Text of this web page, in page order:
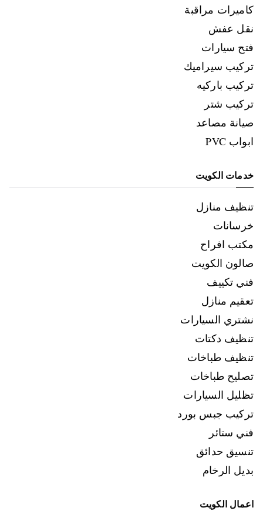
كاميرات مراقبة
نقل عفش
فتح سيارات
تركيب سيراميك
تركيب باركيه
تركيب شتر
صيانة مصاعد
ابواب PVC
خدمات الكويت
تنظيف منازل
خرسانات
مكتب افراح
صالون الكويت
فني تكييف
تعقيم منازل
نشتري السيارات
تنظيف دكتات
تنظيف طباخات
تصليح طباخات
تظليل السيارات
تركيب جبس بورد
فني ستائر
تنسيق حدائق
بديل الرخام
اعمال الكويت